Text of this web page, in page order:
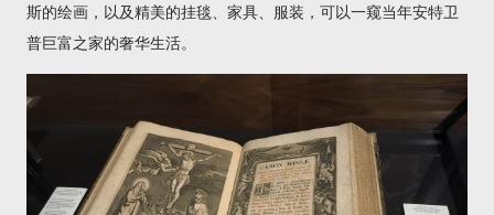
斯的绘画，以及精美的挂毯、家具、服装，可以一窥当年安特卫
普巨富之家的奢华生活。